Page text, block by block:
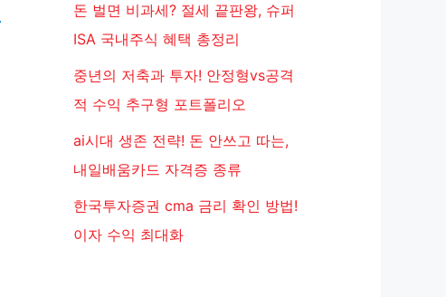
돈 벌면 비과세? 절세 끝판왕, 슈퍼
ISA 국내주식 혜택 총정리
중년의 저축과 투자! 안정형vs공격
적 수익 추구형 포트폴리오
ai시대 생존 전략! 돈 안쓰고 따는,
내일배움카드 자격증 종류
한국투자증권 cma 금리 확인 방법!
이자 수익 최대화